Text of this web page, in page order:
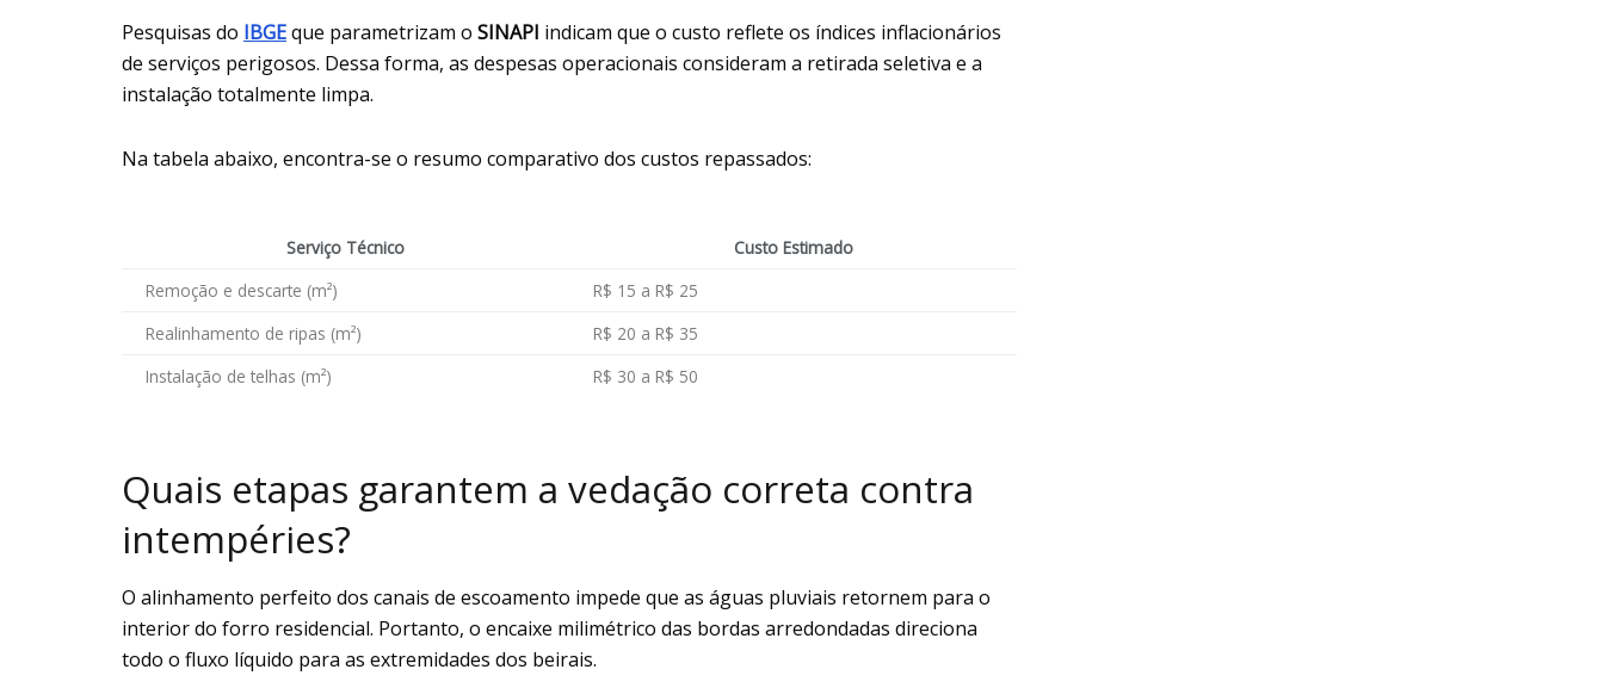
Pesquisas do IBGEque parametrizam o SINAPI indicam que o custo reflete os índices inflacionários
de serviços perigosos. Dessa forma, as despesas operacionais consideram a retirada seletiva e a
instalação totalmente limpa.
Na tabela abaixo, encontra-se o resumo comparativo dos custos repassados:
Serviço Técnico
Custo Estimado
Remoção e descarte (m²)
R$ 15 a R$ 25
Realinhamento de ripas (m²)
R$ 20 a R$ 35
Instalação de telhas (m²)
R$ 30 a R$ 50
Quais etapas garantem a vedação correta contra
intempéries?
O alinhamento perfeito dos canais de escoamento impede que as águas pluviais retornem para o
interior do forro residencial. Portanto, o encaixe milimétrico das bordas arredondadas direciona
todo o fluxo líquido para as extremidades dos beirais.